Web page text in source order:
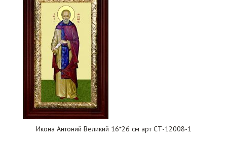
Икона Антоний Великий 16*26 см арт СТ-12008-1